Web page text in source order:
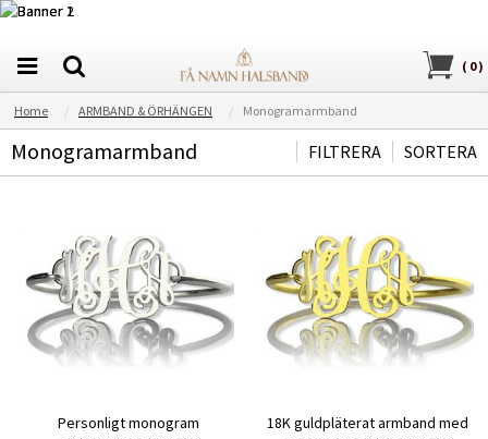
( 0)
Home ARMBAND & ÖRHÄNGEN Monogramarmband
Monogramarmband SORTERA
FILTRERA
Personligt monogram
18K guldpläterat armband med